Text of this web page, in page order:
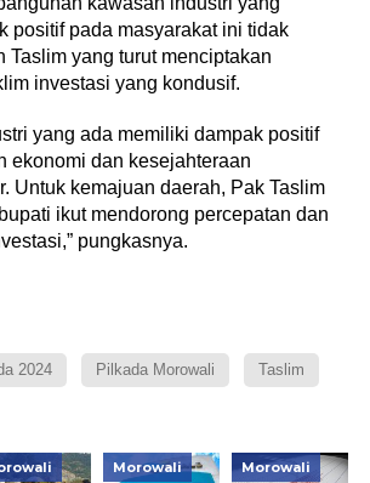
positif pada masyarakat ini tidak
Taslim yang turut menciptakan
investasi yang kondusif.
yang ada memiliki dampak positif
ekonomi dan kesejahteraan
Untuk kemajuan daerah, Pak Taslim
ikut mendorong percepatan dan
pungkasnya.
2024 Pilkada Morowali Taslim
Morowali Morowali